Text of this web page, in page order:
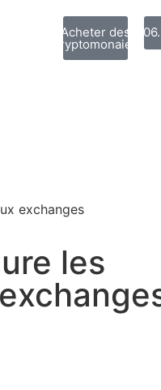
Acheter des
cryptomonaies
exchanges
les